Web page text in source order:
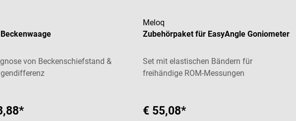
von Beckenschiefstand &
Meloq
Zubehörpaket für EasyAngle Goniometer
Set mit elastischen Bändern für
freihändige ROM-Messungen
€ 55,08*